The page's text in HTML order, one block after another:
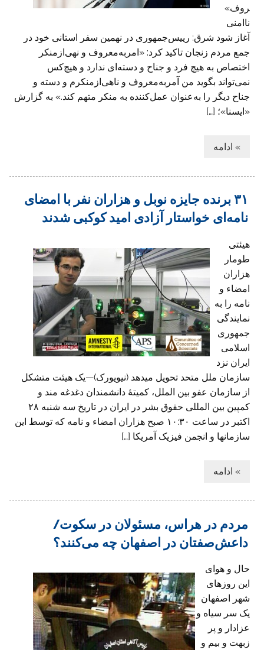
روف»
ناامنی
آغاز شود شرق: رییس‌جمهوری در نهمین سفر استانی خود در
جمع مردم زنجان تاکید کرد: «امر‌به‌معروف و نهی‌از‌منکر
اختصاص به هیچ فرد و جناح و دسته‌ای ندارد و هیچ‌کس
نمی‌تواند بگوید من آمر‌به‌معروف و ناهی‌ازمنکرم و دسته و
جناح دیگر را به‌عنوان عمل‌کننده به منکر متهم کند.» به گزارش
«ایسنا»؛ […]
» ادامه
۳۱ برنده جایزه نوبل و هزاران نفر با امضای
نامه‌ای خواستار آزادی امید کوکبی شدند
هیئتی
طومار
هزاران
امضاء و
نامه را به
نمایندگی
جمهوری
اسلامی
ایران نزد
سازمان ملل متحد تحویل میدهد (نیویورک)—یک هیئت متشکل
از سازمان عفو بین الملل، کمیتۀ دانشمندان دغدغه مند و
کمپین بین المللی حقوق بشر در ایران در تاریخ سه شنبه ۲۸
اکتبر در ساعت ۱۰:۳۰ صبح هزاران امضاء و نامه که توسط این
سازمانها و انجمن فیزیک آمریکا […]
» ادامه
مردم در هراس، مسئولان در سکوت/
داعش‌صفتان در اصفهان چه می‌کنند؟
حال و هوای
این روزهای
شهر اصفهان
یک سر سیاه و
عزادار و پر
زبهت و بیم و